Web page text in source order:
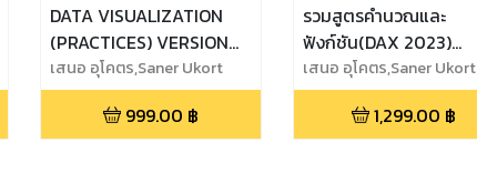
DATA VISUALIZATION
(PRACTICES) VERSION
2023
เสนอ อุโคตร,Saner Ukort
999.00 ฿
รวมสูตรคำนวณและ
ฟังก์ชัน(DAX 2023)
POWER BI DESKTOP
เสนอ อุโคตร,Saner Ukort
1,299.00 ฿